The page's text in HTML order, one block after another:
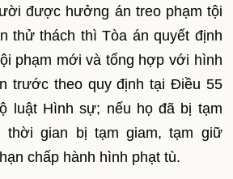
được hưởng án treo phạm tội
thử thách thì Tòa án quyết định
phạm mới và tổng hợp với hình
trước theo quy định tại Điều 55
luật Hình sự; nếu họ đã bị tạm
thời gian bị tạm giam, tạm giữ
chấp hành hình phạt tù.